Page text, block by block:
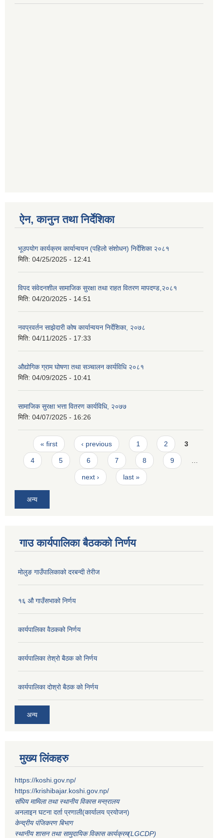
ऐन, कानुन तथा निर्देशिका
भूउपयोग कार्यक्रम कार्यान्वयन (पहिलो संशोधन) निर्देशिका २०८१
मिति: 04/25/2025 - 12:41
विपद संवेदनशील सामाजिक सुरक्षा तथा राहत वितरण मापदण्ड,२०८१
मिति: 04/20/2025 - 14:51
नवप्रवर्तन साझेदारी कोष कार्यान्वयन निर्देशिका, २०७८
मिति: 04/11/2025 - 17:33
औद्योगिक ग्राम घोषणा तथा सञ्चालन कार्यविधि २०८१
मिति: 04/09/2025 - 10:41
सामाजिक सुरक्षा भत्ता वितरण कार्यविधि, २०७७
मिति: 04/07/2025 - 16:26
Pages
« first ‹ previous 1 2 3
4 5 6 7 8 9
next › last »
अन्य
गाउ कार्यपालिका बैठकको निर्णय
मोलुङ गाउँपालिकाको दरबन्दी तेरीज
१६ औ गाउँसभाको निर्णय
कार्यपालिका वैठकको निर्णय
कार्यपालिका तेश्रो बैठक को निर्णय
कार्यपालिका दोश्रो बैठक को निर्णय
अन्य
मुख्य लिंकहरु
https://koshi.gov.np/
https://krishibajar.koshi.gov.np/
संघिय मामिला तथा स्थानीय विकास मन्त्रालय
अनलाइन घटना दर्ता प्रणाली(कार्यालय प्रयोजन)
केन्द्रीय पंजिकरण बिभाग
स्थानीय शासन तथा सामुदायिक विकास कार्यक्रम(LGCDP)